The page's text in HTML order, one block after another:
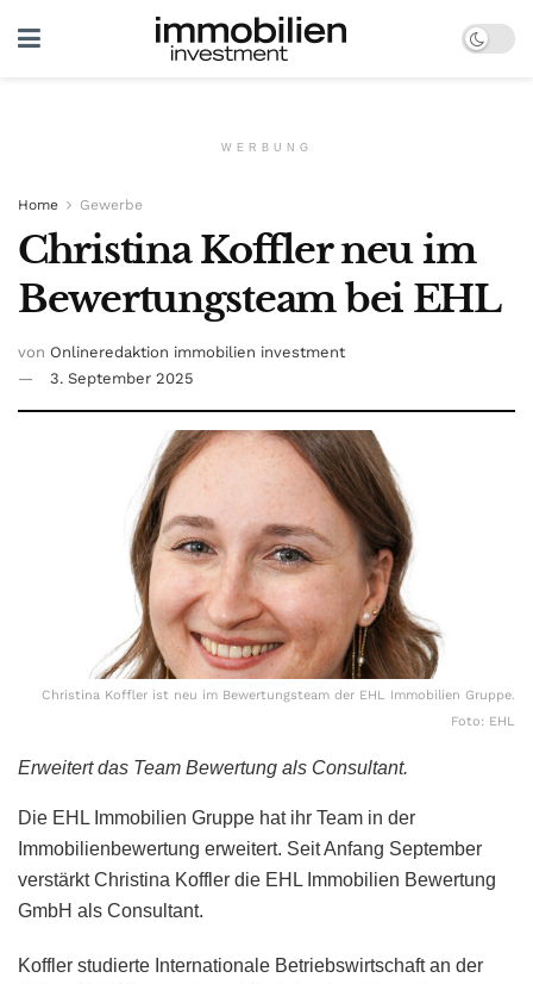
WERBUNG
Home Gewerbe
Christina Koffler neu im
Bewertungsteam bei EHL
von Onlineredaktion immobilien investment
3. September 2025
Christina Koffler ist neu im Bewertungsteam der EHL Immobilien Gruppe.
Foto: EHL
Erweitert das Team Bewertung als Consultant.
Die EHL Immobilien Gruppe hat ihr Team in der
Immobilienbewertung erweitert. Seit Anfang September
verstärkt Christina Koffler die EHL Immobilien Bewertung
GmbH als Consultant.
Koffler studierte Internationale Betriebswirtschaft an der